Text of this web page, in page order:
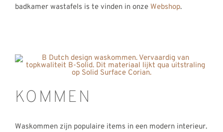
badkamer wastafels is te vinden in onze Webshop.
KOMMEN
Waskommen zijn populaire items in een modern interieur.